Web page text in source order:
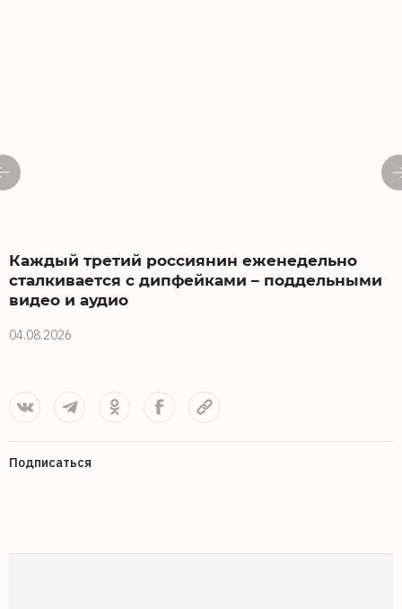
Каждый третий россиянин еженедельно
сталкивается с дипфейками – поддельными
видео и аудио
04.08.2026
Подписаться